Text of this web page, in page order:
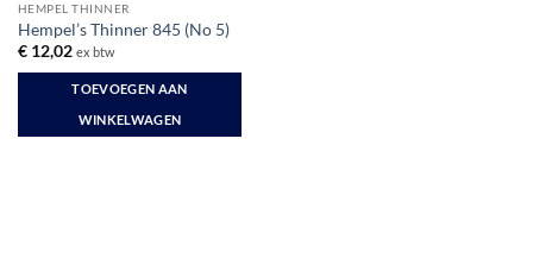
HEMPEL THINNER
Hempel’s Thinner 845 (No 5)
€12,02 ex btw
TOEVOEGEN AAN
WINKELWAGEN